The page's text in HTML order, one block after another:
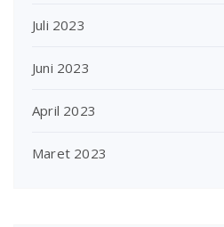
Juli 2023
Juni 2023
April 2023
Maret 2023